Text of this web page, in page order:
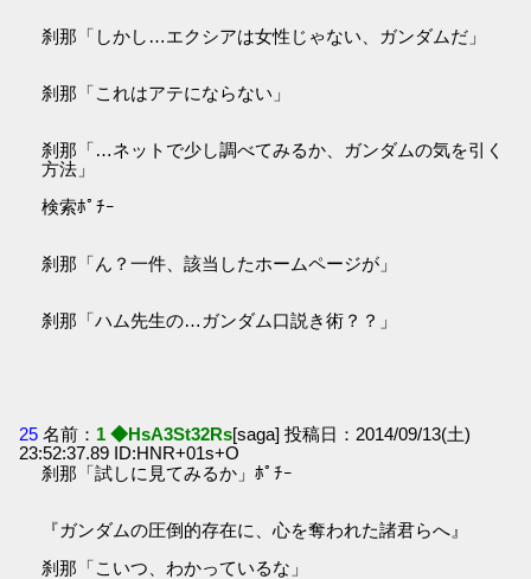
刹那「しかし…エクシアは女性じゃない、ガンダムだ」
刹那「これはアテにならない」
刹那「…ネットで少し調べてみるか、ガンダムの気を引く
方法」
検索ﾎﾟﾁｰ
刹那「ん？一件、該当したホームページが」
刹那「ハム先生の…ガンダム口説き術？？」
25 名前： 1 ◆HsA3St32Rs[saga] 投稿日：2014/09/13(土)
23:52:37.89 ID:HNR+01s+O
刹那「試しに見てみるか」ﾎﾟﾁｰ
『ガンダムの圧倒的存在に、心を奪われた諸君らへ』
刹那「こいつ、わかっているな」